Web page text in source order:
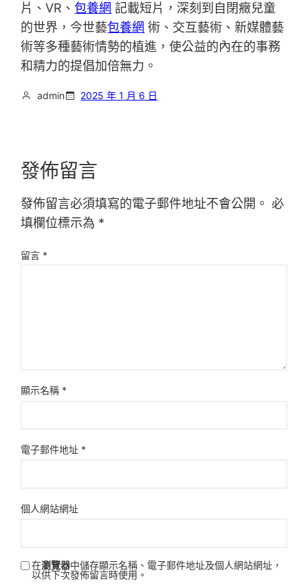
片、VR、包養網 記載短片，深刻到自閉癥兒童
的世界，今世藝包養網 術、交互藝術、新媒體藝
術等多種藝術情勢的植進，使公益的內在的事務
和精力的提倡加倍無力。
admin 2025 年 1 月 6 日
發佈留言
發佈留言必須填寫的電子郵件地址不會公開。 必
填欄位標示為 *
留言 *
顯示名稱 *
電子郵件地址 *
個人網站網址
在瀏覽器中儲存顯示名稱、電子郵件地址及個人網站網址，
以供下次發佈留言時使用。